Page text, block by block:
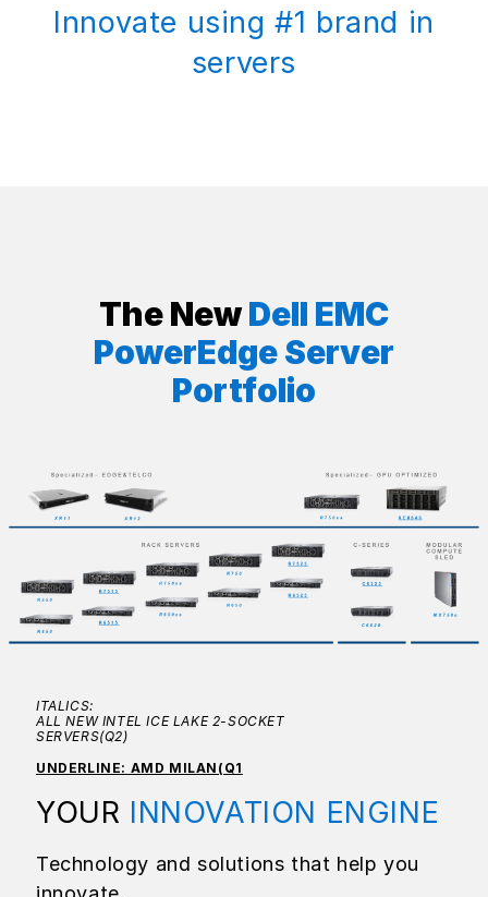
Innovate using #1 brand in
servers
The NewDell EMC
PowerEdge Server
Portfolio
ITALICS:
ALL NEW INTEL ICE LAKE 2-SOCKET
SERVERS(Q2)
UNDERLINE: AMD MILAN(Q1
YOUR INNOVATION ENGINE
Technology and solutions that help you